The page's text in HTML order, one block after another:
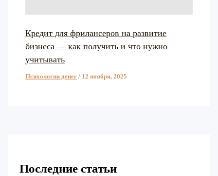
Кредит для фрилансеров на развитие
бизнеса — как получить и что нужно
учитывать
Психология денег / 12 ноября, 2025
Последние статьи